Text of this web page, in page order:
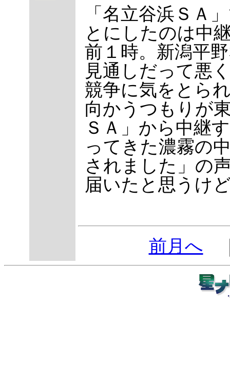
「名立谷浜ＳＡ
とにしたのは中
前１時。新潟平
見通しだって悪
競争に気をとら
向かうつもりが
ＳＡ」から中継
ってきた濃霧の
されました」の
届いたと思うけ
前月へ